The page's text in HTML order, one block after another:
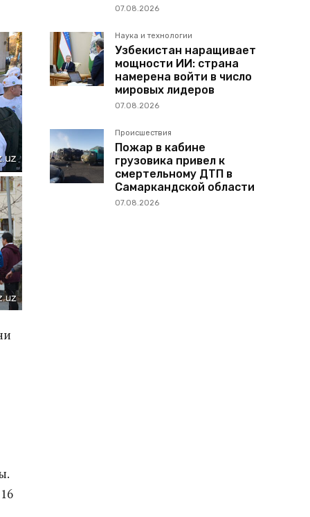
07.08.2026
Наука и технологии
Узбекистан наращивает
мощности ИИ: страна
намерена войти в число
мировых лидеров
07.08.2026
Происшествия
Пожар в кабине
грузовика привел к
смертельному ДТП в
Самаркандской области
07.08.2026